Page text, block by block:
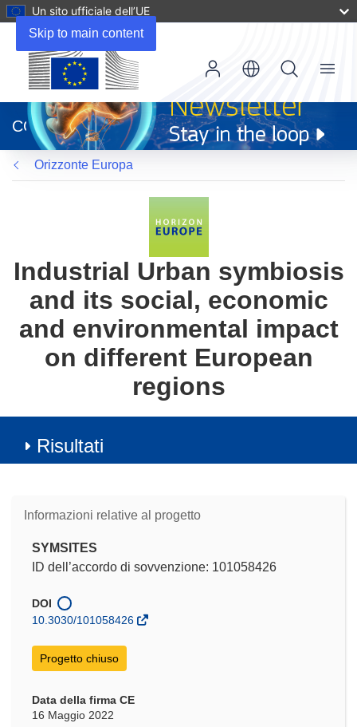
Skip to main content
Un sito ufficiale dell’UE
apre
in
una
nuova
finestra)
CORDIS
Menu
Orizzonte Europa
Industrial Urban symbiosis
and its social, economic
and environmental impact
on different European
regions
Risultati
Informazioni relative al progetto
SYMSITES
ID dell’accordo di sovvenzione: 101058426
DOI
10.3030/101058426
Progetto chiuso
Data della firma CE
16 Maggio 2022